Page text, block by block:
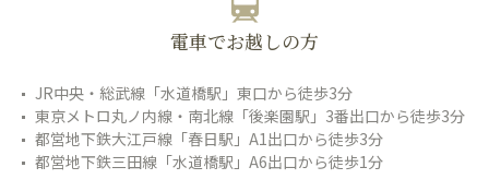
電車でお越しの方
JR中央・総武線「水道橋駅」東口から徒歩3分
東京メトロ丸ノ内線・南北線「後楽園駅」3番出口から徒歩3分
都営地下鉄大江戸線「春日駅」A1出口から徒歩3分
都営地下鉄三田線「水道橋駅」A6出口から徒歩1分